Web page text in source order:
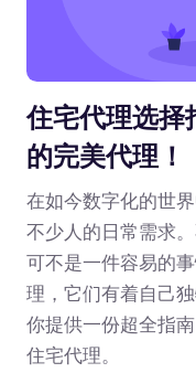
住宅代理选择
的完美代理！
在如今数字化的世
不少人的日常需求
可不是一件容易的
理，它们有着自己
你提供一份超全指
住宅代理。